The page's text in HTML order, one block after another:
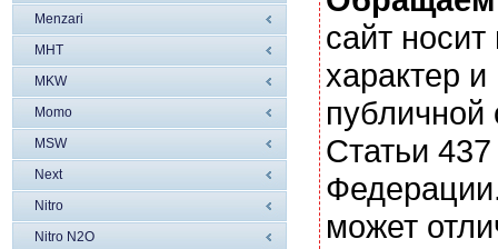
Menzari
MHT
MKW
Momo
MSW
Next
Nitro
Nitro N2O
сайт
характер
Статьи
может